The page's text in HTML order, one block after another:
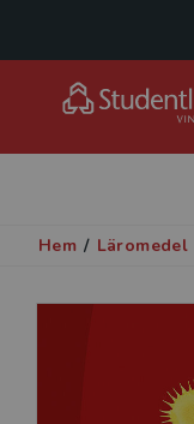
Hem / Läromedel